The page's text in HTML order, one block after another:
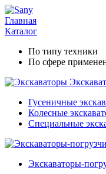
Главная
Каталог
По типу техники
По сфере
Гусеничные
Колесные
Специальные
Экскаваторы-